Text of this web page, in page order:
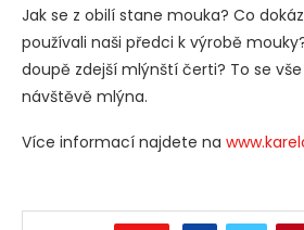
Jak se z obilí stane mouka? Co
používali naši předci k výrobě
doupě zdejší mlýnští čerti? To se
návštěvě mlýna.
Více informací najdete na